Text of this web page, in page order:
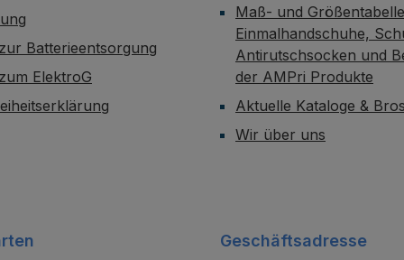
Batterieentsorgung
ElektroG
Maß- und
Einmalhandschuhe,
Antirutschsocken und
der AMPri Produkte
Aktuelle Kataloge &
Wir über uns
Geschäftsadresse